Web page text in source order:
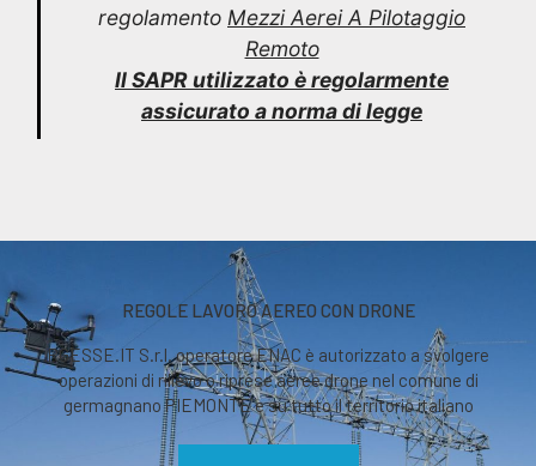
regolamento Mezzi Aerei A Pilotaggio
Remoto
Il SAPR utilizzato è regolarmente
assicurato a norma di legge
REGOLE LAVORO AEREO CON DRONE
RGESSE.IT S.r.l. operatore ENAC è autorizzato a svolgere
operazioni di rilievo o riprese aeree drone nel comune di
germagnano PIEMONTE e su tutto il territorio italiano